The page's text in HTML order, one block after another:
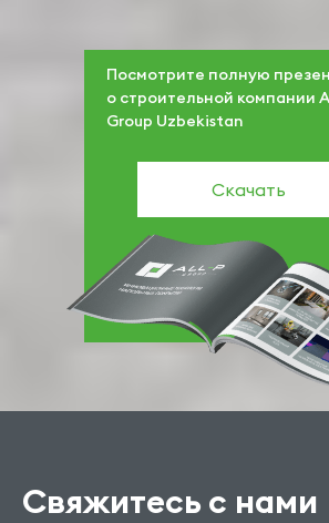
Посмотрите полную
о строительной компании
Group Uzbekistan
Скачать
Свяжитесь с нами